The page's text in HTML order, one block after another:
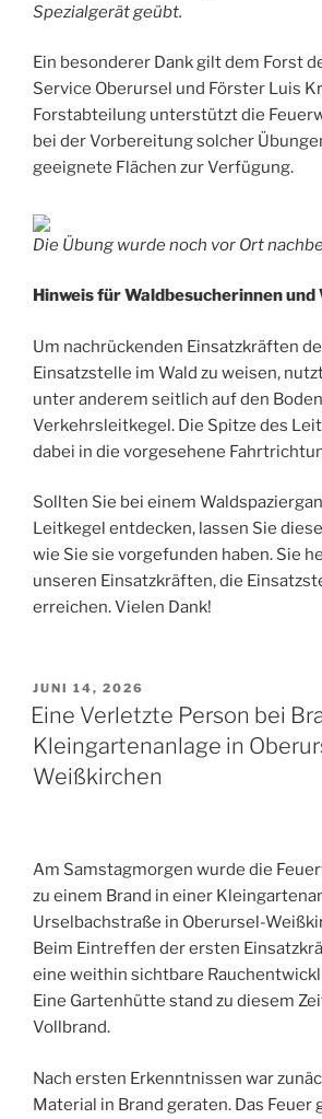
Spezialgerät geübt.
Ein besonderer Dank gilt dem Forst
Service Oberursel und Förster Luis
Forstabteilung unterstützt die
bei der Vorbereitung solcher
geeignete Flächen zur Verfügung.
Die Übung wurde noch vor Ort
Hinweis für Waldbesucherinnen und
Um nachrückenden Einsatzkräften
Einsatzstelle im Wald zu weisen,
unter anderem seitlich auf den
Verkehrsleitkegel. Die Spitze des
dabei in die vorgesehene
Sollten Sie bei einem
Leitkegel entdecken, lassen Sie
wie Sie sie vorgefunden haben. Sie
unseren Einsatzkräften, die
erreichen. Vielen Dank!
VERÖFFENTLICHT
AM
JUNI 14, 2026
Eine Verletzte Person bei
Kleingartenanlage in
Weißkirchen
Am Samstagmorgen wurde die
zu einem Brand in einer
Urselbachstraße in Oberursel-
Beim Eintreffen der ersten
eine weithin sichtbare
Eine Gartenhütte stand zu diesem
Vollbrand.
Nach ersten Erkenntnissen war
Material in Brand geraten. Das